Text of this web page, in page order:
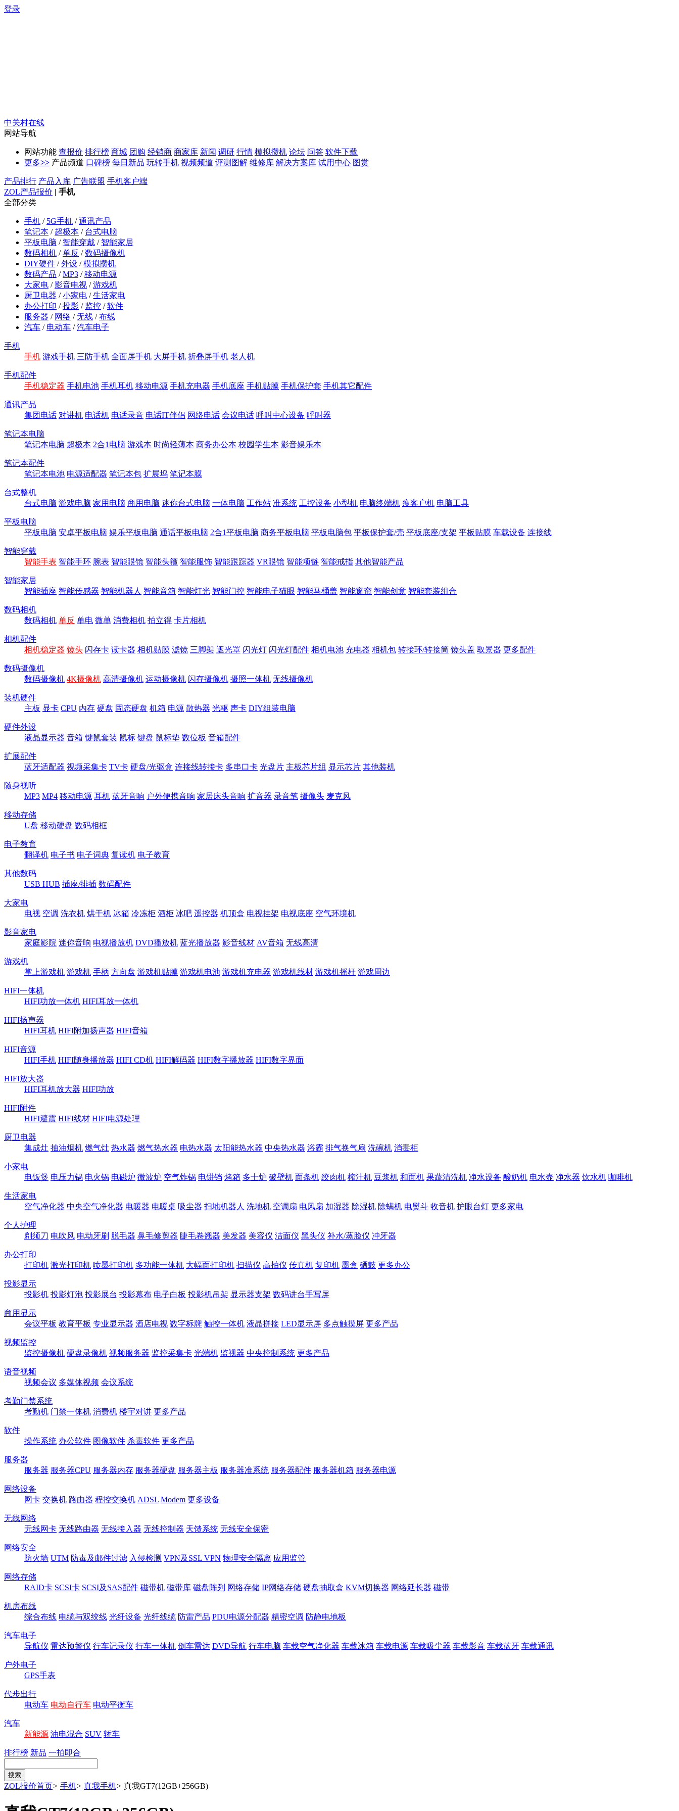
登录
中关村在线
网站导航
网站功能 查报价 排行榜 商城 团购 经销商 商家库 新闻 调研 行情 模拟攒机 论坛 问答 软件下载
更多>> 产品频道 口碑榜 每日新品 玩转手机 视频频道 评测图解 维修库 解决方案库 试用中心 图赏
产品排行 产品入库 广告联盟 手机客户端
ZOL产品报价 | 手机
全部分类
手机 / 5G手机 /通讯产品
笔记本 / 超极本 / 台式电脑
平板电脑 / 智能穿戴 / 智能家居
数码相机 /单反 /数码摄像机
DIY硬件 /外设 /模拟攒机
数码产品 /MP3 /移动电源
大家电 /影音电视 /游戏机
厨卫电器 /小家电 /生活家电
办公打印 /投影 / 监控 /软件
服务器 / 网络 /无线 /布线
汽车 / 电动车 /汽车电子
手机
手机 游戏手机 三防手机 全面屏手机 大屏手机 折叠屏手机 老人机
手机配件
手机稳定器 手机电池 手机耳机 移动电源 手机充电器 手机底座 手机贴膜 手机保护套 手机其它配件
通讯产品
集团电话 对讲机 电话机 电话录音 电话IT伴侣 网络电话 会议电话 呼叫中心设备 呼叫器
笔记本电脑
笔记本电脑 超极本 2合1电脑 游戏本 时尚轻薄本 商务办公本 校园学生本 影音娱乐本
笔记本配件
笔记本电池 电源适配器 笔记本包 扩展坞 笔记本膜
台式整机
台式电脑 游戏电脑 家用电脑 商用电脑 迷你台式电脑 一体电脑 工作站 准系统 工控设备 小型机 电脑终端机 瘦客户机 电脑工具
平板电脑
平板电脑 安卓平板电脑 娱乐平板电脑 通话平板电脑 2合1平板电脑 商务平板电脑 平板电脑包 平板保护套/壳 平板底座/支架 平板贴膜 车载设备 连接线
智能穿戴
智能手表 智能手环 腕表 智能眼镜 智能头箍 智能服饰 智能跟踪器 VR眼镜 智能项链 智能戒指 其他智能产品
智能家居
智能插座 智能传感器 智能机器人 智能音箱 智能灯光 智能门控 智能电子猫眼 智能马桶盖 智能窗帘 智能创意 智能套装组合
数码相机
数码相机 单反 单电 微单 消费相机 拍立得 卡片相机
相机配件
相机稳定器 镜头 闪存卡 读卡器 相机贴膜 滤镜 三脚架 遮光罩 闪光灯 闪光灯配件 相机电池 充电器 相机包 转接环/转接筒 镜头盖 取景器 更多配件
数码摄像机
数码摄像机 4K摄像机 高清摄像机 运动摄像机 闪存摄像机 摄照一体机 无线摄像机
装机硬件
主板 显卡 CPU 内存 硬盘 固态硬盘 机箱 电源 散热器 光驱 声卡 DIY组装电脑
硬件外设
液晶显示器 音箱 键鼠套装 鼠标 键盘 鼠标垫 数位板 音箱配件
扩展配件
蓝牙适配器 视频采集卡 TV卡 硬盘/光驱盒 连接线转接卡 多串口卡 光盘片 主板芯片组 显示芯片 其他装机
随身视听
MP3 MP4 移动电源 耳机 蓝牙音响 户外便携音响 家居床头音响 扩音器 录音笔 摄像头 麦克风
移动存储
U盘 移动硬盘 数码相框
电子教育
翻译机 电子书 电子词典 复读机 电子教育
其他数码
USB HUB 插座/排插 数码配件
大家电
电视 空调 洗衣机 烘干机 冰箱 冷冻柜 酒柜 冰吧 遥控器 机顶盒 电视挂架 电视底座 空气环境机
影音家电
家庭影院 迷你音响 电视播放机 DVD播放机 蓝光播放器 影音线材 AV音箱 无线高清
游戏机
掌上游戏机 游戏机 手柄 方向盘 游戏机贴膜 游戏机电池 游戏机充电器 游戏机线材 游戏机摇杆 游戏周边
HIFI一体机
HIFI功放一体机 HIFI耳放一体机
HIFI扬声器
HIFI耳机 HIFI附加扬声器 HIFI音箱
HIFI音源
HIFI手机 HIFI随身播放器 HIFI CD机 HIFI解码器 HIFI数字播放器 HIFI数字界面
HIFI放大器
HIFI耳机放大器 HIFI功放
HIFI附件
HIFI避震 HIFI线材 HIFI电源处理
厨卫电器
集成灶 抽油烟机 燃气灶 热水器 燃气热水器 电热水器 太阳能热水器 中央热水器 浴霸 排气换气扇 洗碗机 消毒柜
小家电
电饭煲 电压力锅 电火锅 电磁炉 微波炉 空气炸锅 电饼铛 烤箱 多士炉 破壁机 面条机 绞肉机 榨汁机 豆浆机 和面机 果蔬清洗机 净水设备 酸奶机 电水壶 净水器 饮水机 咖啡机
生活家电
空气净化器 中央空气净化器 电暖器 电暖桌 吸尘器 扫地机器人 洗地机 空调扇 电风扇 加湿器 除湿机 除螨机 电熨斗 收音机 护眼台灯 更多家电
个人护理
剃须刀 电吹风 电动牙刷 脱毛器 鼻毛修剪器 睫毛卷翘器 美发器 美容仪 洁面仪 黑头仪 补水/蒸脸仪 冲牙器
办公打印
打印机 激光打印机 喷墨打印机 多功能一体机 大幅面打印机 扫描仪 高拍仪 传真机 复印机 墨盒 硒鼓 更多办公
投影显示
投影机 投影灯泡 投影展台 投影幕布 电子白板 投影机吊架 显示器支架 数码讲台手写屏
商用显示
会议平板 教育平板 专业显示器 酒店电视 数字标牌 触控一体机 液晶拼接 LED显示屏 多点触摸屏 更多产品
视频监控
监控摄像机 硬盘录像机 视频服务器 监控采集卡 光端机 监视器 中央控制系统 更多产品
语音视频
视频会议 多媒体视频 会议系统
考勤门禁系统
考勤机 门禁一体机 消费机 楼宇对讲 更多产品
软件
操作系统 办公软件 图像软件 杀毒软件 更多产品
服务器
服务器 服务器CPU 服务器内存 服务器硬盘 服务器主板 服务器准系统 服务器配件 服务器机箱 服务器电源
网络设备
网卡 交换机 路由器 程控交换机 ADSL Modem 更多设备
无线网络
无线网卡 无线路由器 无线接入器 无线控制器 天馈系统 无线安全保密
网络安全
防火墙 UTM 防毒及邮件过滤 入侵检测 VPN及SSL VPN 物理安全隔离 应用监管
网络存储
RAID卡 SCSI卡 SCSI及SAS配件 磁带机 磁带库 磁盘阵列 网络存储 IP网络存储 硬盘抽取盒 KVM切换器 网络延长器 磁带
机房布线
综合布线 电缆与双绞线 光纤设备 光纤线缆 防雷产品 PDU电源分配器 精密空调 防静电地板
汽车电子
导航仪 雷达预警仪 行车记录仪 行车一体机 倒车雷达 DVD导航 行车电脑 车载空气净化器 车载冰箱 车载电源 车载吸尘器 车载影音 车载蓝牙 车载通讯
户外电子
GPS手表
代步出行
电动车 电动自行车 电动平衡车
汽车
新能源 油电混合 SUV 轿车
排行榜 新品 一拍即合
ZOL报价首页> 手机> 真我手机> 真我GT7(12GB+256GB)